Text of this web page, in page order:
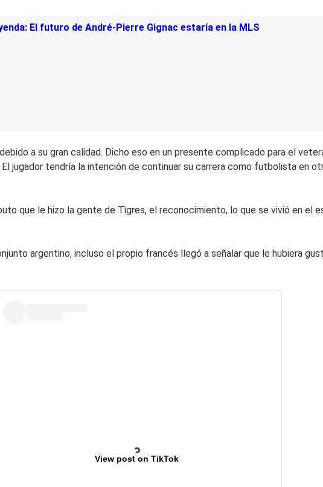
El futuro de André-Pierre Gignac estaría en la MLS
a su gran calidad. Dicho eso en un presente complicado para el
El jugador tendría la intención de continuar su carrera como futbolista en
que le hizo la gente de Tigres, el reconocimiento, lo que se vivió en el
argentino, incluso el propio francés llegó a señalar que le hubiera
View post on TikTok